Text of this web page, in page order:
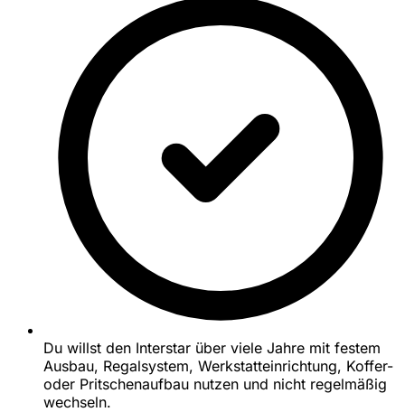
Du willst den Interstar über viele Jahre mit festem
Ausbau, Regalsystem, Werkstatteinrichtung, Koffer-
oder Pritschenaufbau nutzen und nicht regelmäßig
wechseln.